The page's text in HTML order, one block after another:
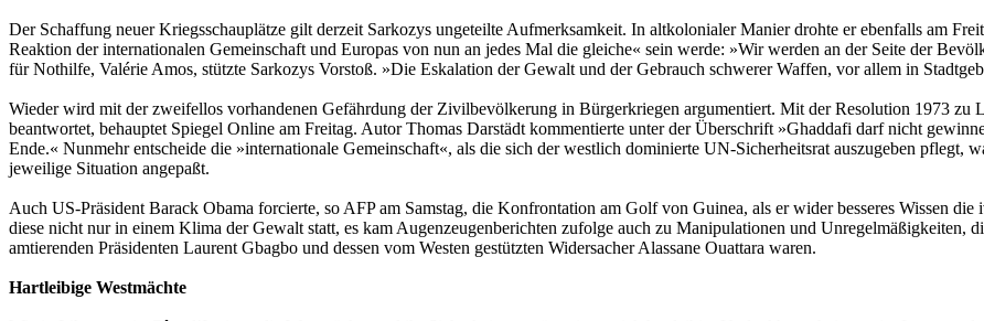
Der Schaffung neuer Kriegsschauplätze gilt derzeit Sarkozys ungeteilte Aufmerksamkeit. In altkolonialer Manier drohte er ebenfalls am
Reaktion der internationalen Gemeinschaft und Europas von nun an jedes Mal die gleiche« sein werde: »Wir werden an der Seite der
für Nothilfe, Valérie Amos, stützte Sarkozys Vorstoß. »Die Eskalation der Gewalt und der Gebrauch schwerer Waffen, vor allem in
Wieder wird mit der zweifellos vorhandenen Gefährdung der Zivilbevölkerung in Bürgerkriegen argumentiert. Mit der Resolution 1973 zu
beantwortet, behauptet Spiegel Online am Freitag. Autor Thomas Darstädt kommentierte unter der Überschrift »Ghaddafi darf nicht
Ende.« Nunmehr entscheide die »internationale Gemeinschaft«, als die sich der westlich dominierte UN-Sicherheitsrat auszugeben pflegt,
jeweilige Situation angepaßt.
Auch US-Präsident Barack Obama forcierte, so AFP am Samstag, die Konfrontation am Golf von Guinea, als er wider besseres Wissen
diese nicht nur in einem Klima der Gewalt statt, es kam Augenzeugenberichten zufolge auch zu Manipulationen und Unregelmäßigkeiten,
amtierenden Präsidenten Laurent Gbagbo und dessen vom Westen gestützten Widersacher Alassane Ouattara waren.
Hartleibige Westmächte